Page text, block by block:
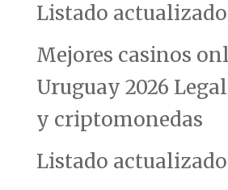
Listado
Mejores casinos
Uruguay 2026
y criptomonedas
Listado